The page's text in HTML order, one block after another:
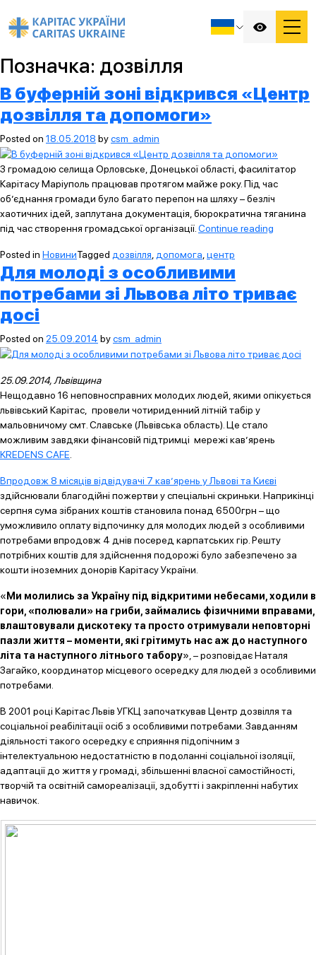
Позначка: дозвілля
В буферній зоні відкрився «Центр
дозвілля та допомоги»
Posted on 18.05.2018 bycsm_admin
З громадою селища Орловське, Донецької області, фасилітатор
Карітасу Маріуполь працював протягом майже року. Під час
об’єднання громади було багато перепон на шляху – безліч
хаотичних ідей, заплутана документація, бюрократична тяганина
під час створення громадської організації. Continue reading
дозвілля
Posted in НовиниTagged дозвілля допомога центр
Для молоді з особливими
потребами зі Львова літо триває
досі
Posted on 25.09.2014 bycsm_admin
25.09.2014, Львівщина
Нещодавно 16 неповносправних молодих людей, якими опікується
львівський Карітас, провели чотириденний літній табір у
мальовничому смт. Славське (Львівська область). Це стало
можливим завдяки фінансовій підтримці мережі кав’ярень
KREDENS CAFE
Впродовж 8 місяців відвідувачі 7 кав’ярень у Львові та Києві
здійснювали благодійні пожертви у спеціальні скриньки. Наприкінці
серпня сума зібраних коштів становила понад 6500грн – що
уможливило оплату відпочинку для молодих людей з особливими
потребами впродовж 4 днів посеред карпатських гір. Решту
потрібних коштів для здійснення подорожі було забезпечено за
кошти іноземних донорів Карітасу України.
« Ми молились за Україну під відкритими небесами, ходили в
гори, «полювали» на гриби, займались фізичними вправами,
влаштовували дискотеку та просто отримували неповторні
пазли життя – моменти, які грітимуть нас аж до наступного
літа та наступного літнього табору», – розповідає Наталя
Загайко, координатор місцевого осередку для людей з особливими
потребами.
В 2001 році Карітас Львів УГКЦ започаткував Центр дозвілля та
соціальної реабілітації осіб з особливими потребами. Завданням
діяльності такого осередку є сприяння підопічним з
інтелектуальною недостатністю в подоланні соціальної ізоляції,
адаптації до життя у громаді, збільшенні власної самостійності,
творчій та освітній самореалізації, здобутті і закріпленні набутих
навичок.